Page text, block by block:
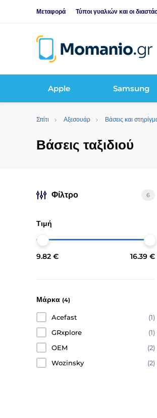
Μεταφορά Τύποι γυαλιών και οι
Apple Samsung
Σπίτι Αξεσουάρ Βάσεις και
Βάσεις ταξιδιού
Φίλτρο 6
Τιμή
9.82 € 16.39 €
Μάρκα (4)
Acefast
(1)
GRxplore
(1)
OEM
(2)
Wozinsky
(2)